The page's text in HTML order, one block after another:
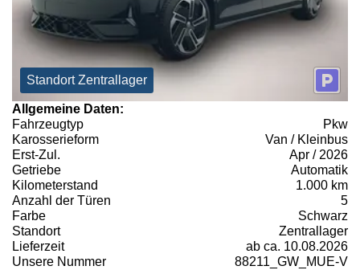
Standort Zentrallager
Allgemeine Daten:
Fahrzeugtyp
Pkw
Karosserieform
Van / Kleinbus
Erst-Zul.
Apr / 2026
Getriebe
Automatik
Kilometerstand
1.000 km
Anzahl der Türen
5
Farbe
Schwarz
Standort
Zentrallager
Lieferzeit
ab ca. 10.08.2026
Unsere Nummer
88211_GW_MUE-V